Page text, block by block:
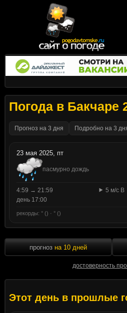
Погода в Бакчаре
Прогноз на 3 дня Подробно на 3
23 мая 2025, пт
пасмурно дождь
4:59 → 21:59
5 м/с В
день 17:00
рекорды: ° () · ° ()
прогноз на 10 дней
достоверность
Этот день в прошлые